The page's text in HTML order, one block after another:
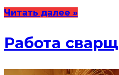
Читать далее »
Работа